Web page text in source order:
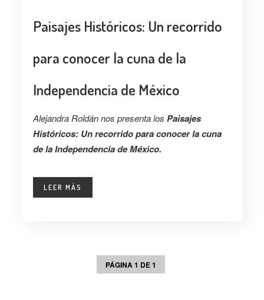
Paisajes Históricos: Un recorrido
para conocer la cuna de la
Independencia de México
Alejandra Roldán nos presenta los Paisajes
Históricos: Un recorrido para conocer la cuna
de la Independencia de México.
LEER MÁS
PÁGINA 1 DE 1